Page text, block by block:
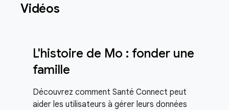
Vidéos
L'histoire de Mo : fonder une
famille
Découvrez comment Santé Connect peut
aider les utilisateurs à gérer leurs données